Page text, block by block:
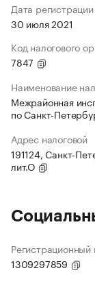
Дата регистрации
30 июля 2021
Код налогового
7847
Наименование
Межрайонная
по Санкт-
Адрес налоговой
191124, Санкт-
лит.О
1309297859